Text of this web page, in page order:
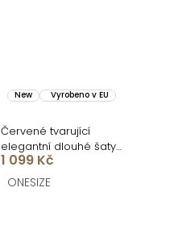
New Vyrobeno v EU
Červené tvarující
elegantní dlouhé šaty
UMSEET
1 099 Kč
ONESIZE